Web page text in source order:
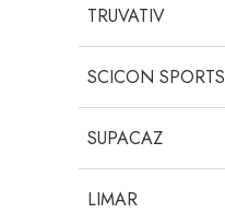
TRUVATIV
SCICON SPORTS
SUPACAZ
LIMAR